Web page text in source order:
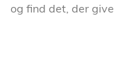
og find det, der